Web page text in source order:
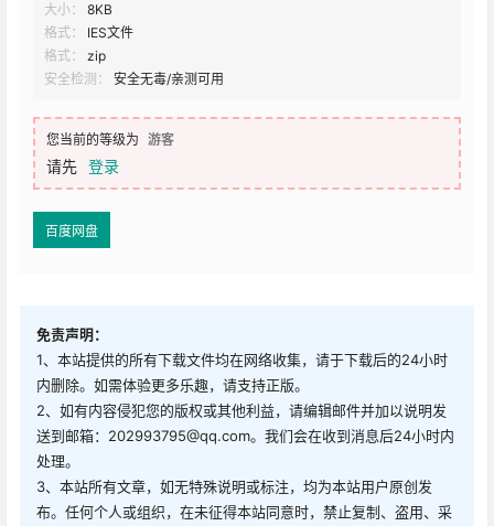
大小：
8KB
格式：
IES文件
格式：
zip
安全检测：
安全无毒/亲测可用
您当前的等级为 游客
请先 登录
百度网盘
免责声明：
1、本站提供的所有下载文件均在网络收集，请于下载后的24小时
内删除。如需体验更多乐趣，请支持正版。
2、如有内容侵犯您的版权或其他利益，请编辑邮件并加以说明发
送到邮箱：202993795@qq.com。我们会在收到消息后24小时内
处理。
3、本站所有文章，如无特殊说明或标注，均为本站用户原创发
布。任何个人或组织，在未征得本站同意时，禁止复制、盗用、采